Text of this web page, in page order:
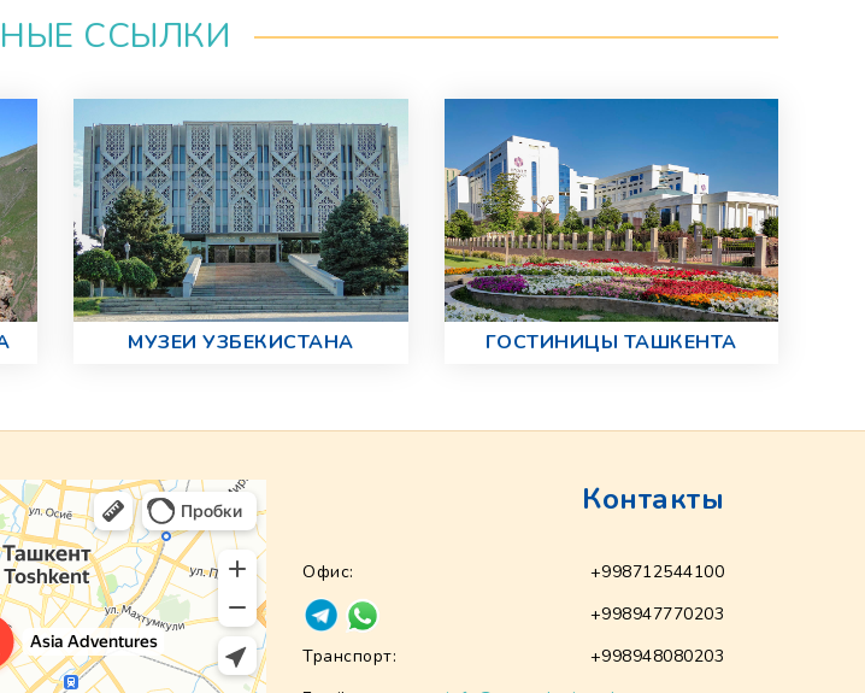
ССЫЛКИ
МУЗЕИ УЗБЕКИСТАНА ГОСТИНИЦЫ ТАШКЕНТА
Контакты
Офис:
+998712544100
+998947770203
Транспорт:
+998948080203